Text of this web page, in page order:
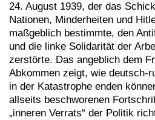
24. August 1939, der das
Nationen, Minderheiten und
maßgeblich bestimmte, den
und die linke Solidarität der
zerstörte. Das angeblich dem
Abkommen zeigt, wie deutsch-
in der Katastrophe enden
allseits beschworenen
„inneren Verrats“ der Politik